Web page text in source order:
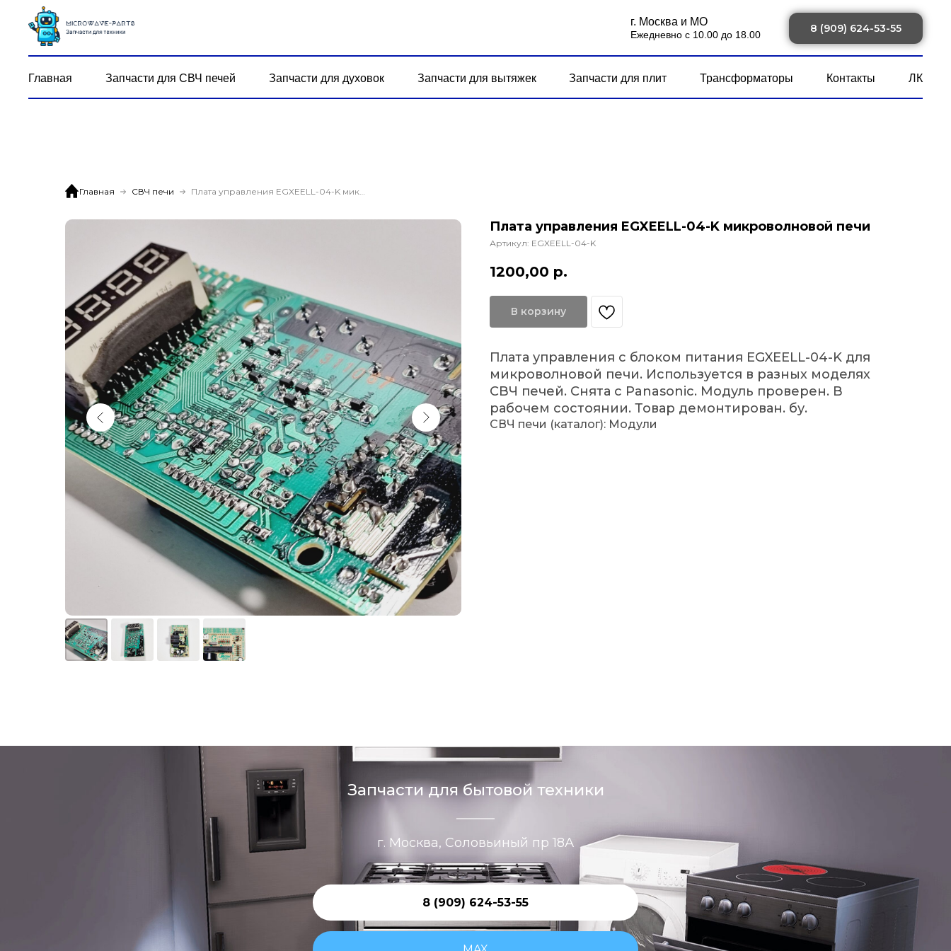
г. Москва и МО
Ежедневно с 10.00 до 18.00
8 (909) 624-53-55
Главная Запчасти для СВЧ печей Запчасти для духовок Запчасти для вытяжек Запчасти для плит Трансформаторы Контакты ЛК
Главная СВЧ печи
Плата управления EGXEELL-04-K микроволновой печи
Артикул: EGXEELL-04-K
1200,00 р.
В корзину
Плата управления с блоком питания EGXEELL-04-K для
микроволновой печи. Используется в разных моделях
СВЧ печей. Снята с Panasonic. Модуль проверен. В
рабочем состоянии. Товар демонтирован. бу.
СВЧ печи (каталог): Модули
Запчасти для бытовой техники
г. Москва, Соловьиный пр 18А
8 (909) 624-53-55